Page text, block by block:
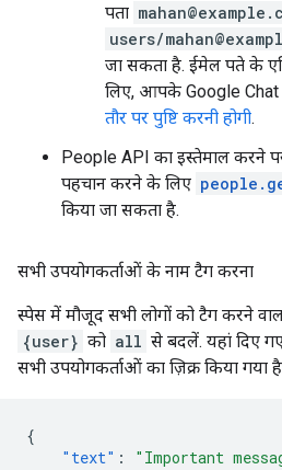
पता
users/
जा सकता है. ईमेल पते के
लिए, आपके Google Chat
तौर पर पुष्टि करनी होगी.
People API का इस्तेमाल करने
पहचान करने के लिए
किया जा सकता है.
सभी उपयोगकर्ताओं के नाम टैग करना
स्पेस में मौजूद सभी लोगों को टैग करने
{user} को all से बदलें. यहां दिए
सभी उपयोगकर्ताओं का ज़िक्र किया गया
{
"text" :
"Important